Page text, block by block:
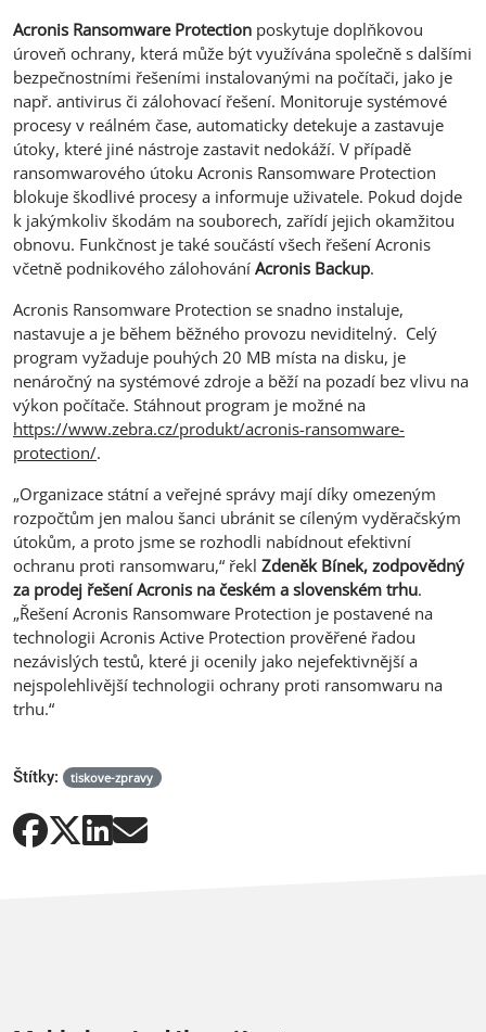
Acronis Ransomware Protection poskytuje doplňkovou
úroveň ochrany, která může být využívána společně s dalšími
bezpečnostními řešeními instalovanými na počítači, jako je
např. antivirus či zálohovací řešení. Monitoruje systémové
procesy v reálném čase, automaticky detekuje a zastavuje
útoky, které jiné nástroje zastavit nedokáží. V případě
ransomwarového útoku Acronis Ransomware Protection
blokuje škodlivé procesy a informuje uživatele. Pokud dojde
k jakýmkoliv škodám na souborech, zařídí jejich okamžitou
obnovu. Funkčnost je také součástí všech řešení Acronis
včetně podnikového zálohování Acronis Backup.
Acronis Ransomware Protection se snadno instaluje,
nastavuje a je během běžného provozu neviditelný. Celý
program vyžaduje pouhých 20 MB místa na disku, je
nenáročný na systémové zdroje a běží na pozadí bez vlivu na
výkon počítače. Stáhnout program je možné na
https://www.zebra.cz/produkt/acronis-ransomware-
protection/.
„Organizace státní a veřejné správy mají díky omezeným
rozpočtům jen malou šanci ubránit se cíleným vyděračským
útokům, a proto jsme se rozhodli nabídnout efektivní
ochranu proti ransomwaru,“ řekl Zdeněk Bínek, zodpovědný
za prodej řešení Acronis na českém a slovenském trhu.
„Řešení Acronis Ransomware Protection je postavené na
technologii Acronis Active Protection prověřené řadou
nezávislých testů, které ji ocenily jako nejefektivnější a
nejspolehlivější technologii ochrany proti ransomwaru na
trhu.“
Štítky: tiskove-zpravy